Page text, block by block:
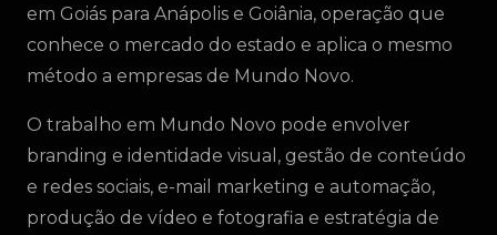
em Goiás para Anápolis e Goiânia, operação que
conhece o mercado do estado e aplica o mesmo
método a empresas de Mundo Novo.
O trabalho em Mundo Novo pode envolver
branding e identidade visual, gestão de conteúdo
e redes sociais, e-mail marketing e automação,
produção de vídeo e fotografia e estratégia de